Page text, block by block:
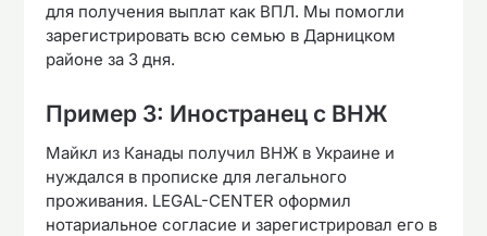
для получения выплат как ВПЛ. Мы помогли
зарегистрировать всю семью в Дарницком
районе за 3 дня.
Пример 3: Иностранец с ВНЖ
Майкл из Канады получил ВНЖ в Украине и
нуждался в прописке для легального
проживания. LEGAL-CENTER оформил
нотариальное согласие и зарегистрировал его в